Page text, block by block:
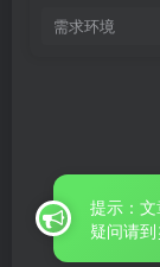
需求环境
提示：
疑问请到